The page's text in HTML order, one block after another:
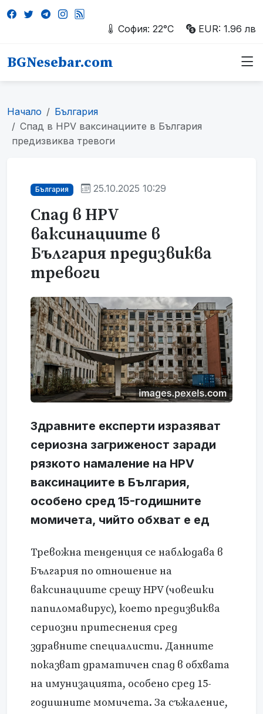
София: 22°C EUR: 1.96 лв
BGNesebar.com
Начало
България
Спад в HPV ваксинациите в България
предизвиква тревоги
България 25.10.2025 10:29
Спад в HPV
ваксинациите в
България предизвиква
тревоги
Здравните експерти изразяват
сериозна загриженост заради
рязкото намаление на HPV
ваксинациите в България,
особено сред 15-годишните
момичета, чийто обхват е ед
Тревожна тенденция се наблюдава в
България по отношение на
ваксинациите срещу HPV (човешки
папиломавирус), което предизвиква
сериозни притеснения сред
здравните специалисти. Данните
показват драматичен спад в обхвата
на имунизацията, особено сред 15-
годишните момичета. За съжаление,